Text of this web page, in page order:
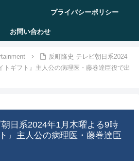
プライバシーポリシー
お問い合わせ
反町隆史 テレビ朝日系2024
トギフト』主人公の病理医・藤巻達臣役で出
日系2024年1月木曜よる9時
』主人公の病理医・藤巻達臣